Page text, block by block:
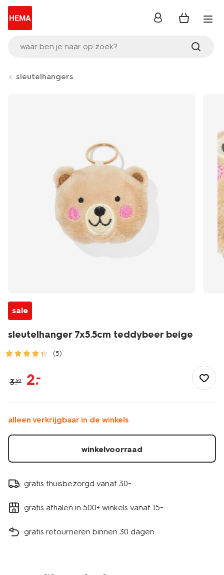
waar ben je naar op zoek?
inloggen
sleutelhangers
sale
sleutelhanger 7x5.5cm teddybeer beige
(5)
kantoor/schooltassen/sleutelhangers/sleutelhanger-
7x5.5cm-
beige-
61100275.html
3.59 2.–
alleen verkrijgbaar in de winkels
winkelvoorraad
gratis thuisbezorgd vanaf 30.-
gratis afhalen in 500+ winkels vanaf 15.-
gratis retourneren binnen 30 dagen